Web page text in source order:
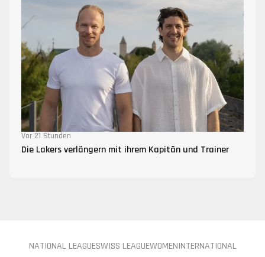
Vor 21 Stunden
Die Lakers verlängern mit ihrem Kapitän und Trainer
NATIONAL LEAGUESWISS LEAGUEWOMENINTERNATIONAL